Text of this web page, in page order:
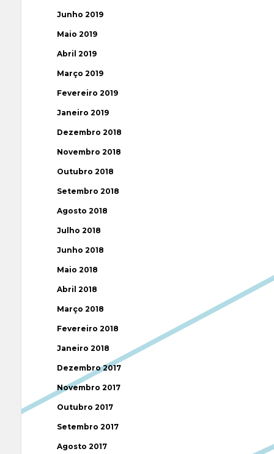
Junho 2019
Maio 2019
Abril 2019
Março 2019
Fevereiro 2019
Janeiro 2019
Dezembro 2018
Novembro 2018
Outubro 2018
Setembro 2018
Agosto 2018
Julho 2018
Junho 2018
Maio 2018
Abril 2018
Março 2018
Fevereiro 2018
Janeiro 2018
Dezembro 2017
Novembro 2017
Outubro 2017
Setembro 2017
Agosto 2017